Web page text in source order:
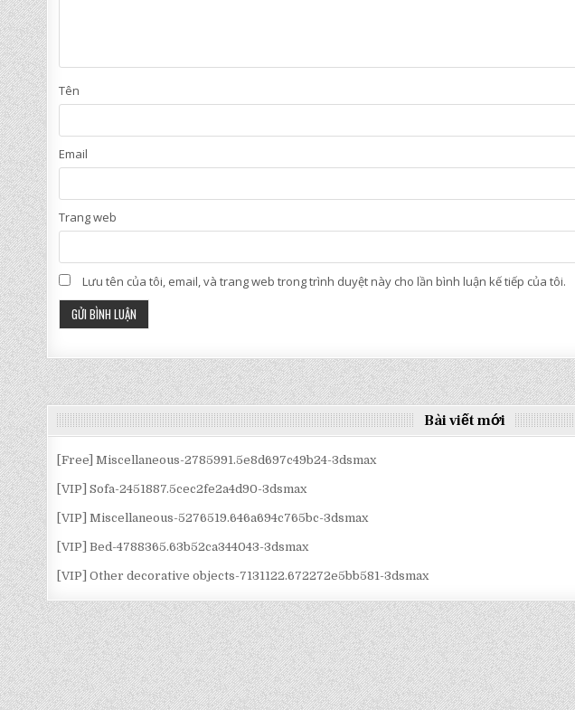
Tên
Email
Trang web
Lưu tên của tôi, email, và trang web trong trình duyệt này cho lần bình luận kế tiếp của tôi.
Bài viết mới
[Free] Miscellaneous-2785991.5e8d697c49b24-3dsmax
[VIP] Sofa-2451887.5cec2fe2a4d90-3dsmax
[VIP] Miscellaneous-5276519.646a694c765bc-3dsmax
[VIP] Bed-4788365.63b52ca344043-3dsmax
[VIP] Other decorative objects-7131122.672272e5bb581-3dsmax